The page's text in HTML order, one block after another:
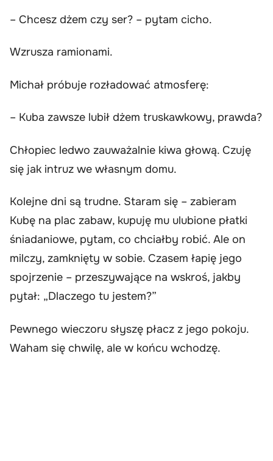
– Chcesz dżem czy ser? – pytam cicho.
Wzrusza ramionami.
Michał próbuje rozładować atmosferę:
– Kuba zawsze lubił dżem truskawkowy, prawda?
Chłopiec ledwo zauważalnie kiwa głową. Czuję
się jak intruz we własnym domu.
Kolejne dni są trudne. Staram się – zabieram
Kubę na plac zabaw, kupuję mu ulubione płatki
śniadaniowe, pytam, co chciałby robić. Ale on
milczy, zamknięty w sobie. Czasem łapię jego
spojrzenie – przeszywające na wskroś, jakby
pytał: „Dlaczego tu jestem?”
Pewnego wieczoru słyszę płacz z jego pokoju.
Waham się chwilę, ale w końcu wchodzę.